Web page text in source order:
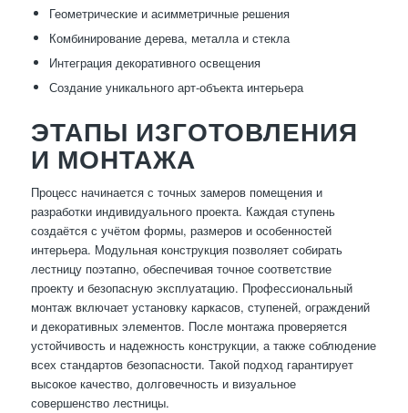
Геометрические и асимметричные решения
Комбинирование дерева, металла и стекла
Интеграция декоративного освещения
Создание уникального арт-объекта интерьера
ЭТАПЫ ИЗГОТОВЛЕНИЯ
И МОНТАЖА
Процесс начинается с точных замеров помещения и
разработки индивидуального проекта. Каждая ступень
создаётся с учётом формы, размеров и особенностей
интерьера. Модульная конструкция позволяет собирать
лестницу поэтапно, обеспечивая точное соответствие
проекту и безопасную эксплуатацию. Профессиональный
монтаж включает установку каркасов, ступеней, ограждений
и декоративных элементов. После монтажа проверяется
устойчивость и надежность конструкции, а также соблюдение
всех стандартов безопасности. Такой подход гарантирует
высокое качество, долговечность и визуальное
совершенство лестницы.